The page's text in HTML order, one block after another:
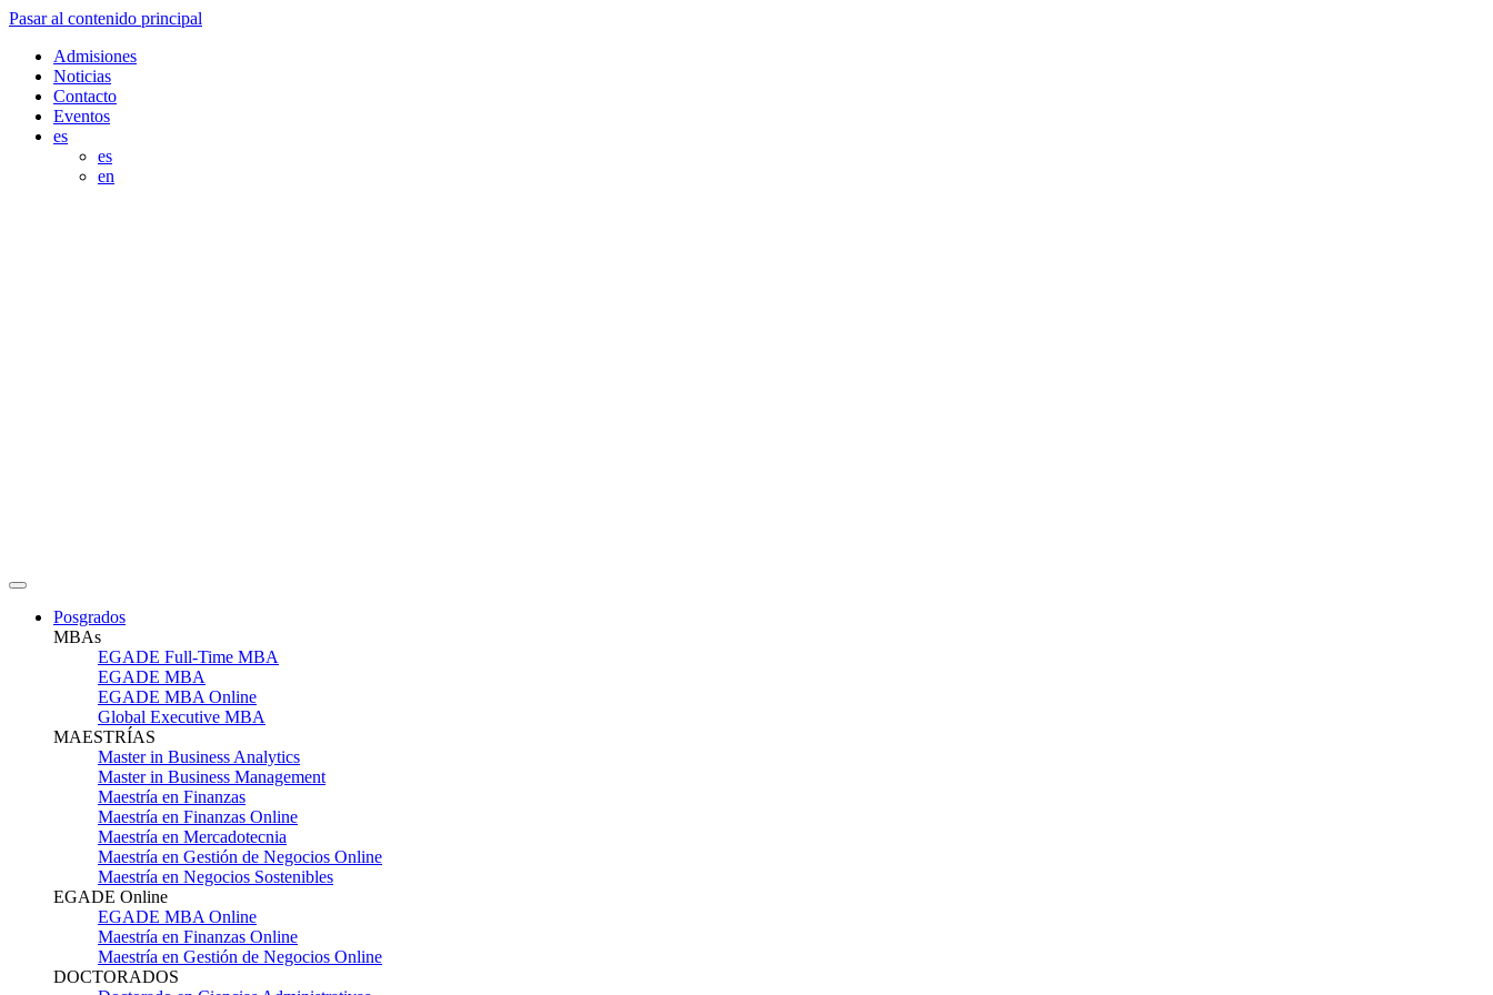
Pasar al contenido principal
Admisiones
Noticias
Contacto
Eventos
es
es
en
Posgrados
MBAs
EGADE Full-Time MBA
EGADE MBA
EGADE MBA Online
Global Executive MBA
MAESTRÍAS
Master in Business Analytics
Master in Business Management
Maestría en Finanzas
Maestría en Finanzas Online
Maestría en Mercadotecnia
Maestría en Gestión de Negocios Online
Maestría en Negocios Sostenibles
EGADE Online
EGADE MBA Online
Maestría en Finanzas Online
Maestría en Gestión de Negocios Online
DOCTORADOS